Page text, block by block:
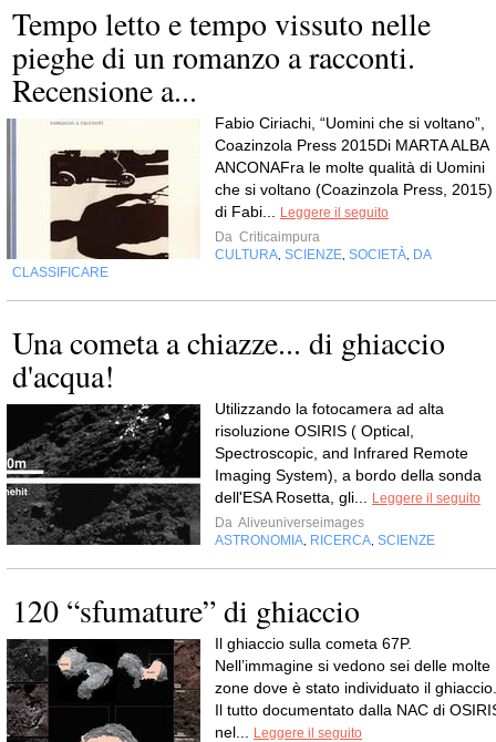
Tempo letto e tempo vissuto nelle
pieghe di un romanzo a racconti.
Recensione a...
Fabio Ciriachi, “Uomini che si voltano”,
Coazinzola Press 2015Di MARTA ALBA
ANCONAFra le molte qualità di Uomini
che si voltano (Coazinzola Press, 2015)
di Fabi...
Leggere il seguito
Da Criticaimpura
CULTURA SCIENZE SOCIETÀ DA
CLASSIFICARE
Una cometa a chiazze... di ghiaccio
d'acqua!
Utilizzando la fotocamera ad alta
risoluzione OSIRIS ( Optical,
Spectroscopic, and Infrared Remote
Imaging System), a bordo della sonda
dell'ESA Rosetta, gli...
Leggere il seguito
Da Aliveuniverseimages
ASTRONOMIA RICERCA SCIENZE
120 “sfumature” di ghiaccio
Il ghiaccio sulla cometa 67P.
Nell’immagine si vedono sei delle molte
zone dove è stato individuato il ghiaccio.
Il tutto documentato dalla NAC di
nel...
Leggere il seguito